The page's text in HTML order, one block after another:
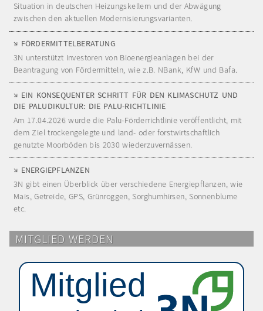
Situation in deutschen Heizungskellern und der Abwägung
zwischen den aktuellen Modernisierungsvarianten.
FÖRDERMITTELBERATUNG
3N unterstützt Investoren von Bioenergieanlagen bei der
Beantragung von Fördermitteln, wie z.B. NBank, KfW und Bafa.
EIN KONSEQUENTER SCHRITT FÜR DEN KLIMASCHUTZ UND
DIE PALUDIKULTUR: DIE PALU-RICHTLINIE
Am 17.04.2026 wurde die Palu-Förderrichtlinie veröffentlicht, mit
dem Ziel trockengelegte und land- oder forstwirtschaftlich
genutzte Moorböden bis 2030 wiederzuvernässen.
ENERGIEPFLANZEN
3N gibt einen Überblick über verschiedene Energiepflanzen, wie
Mais, Getreide, GPS, Grünroggen, Sorghumhirsen, Sonnenblume
etc.
MITGLIED WERDEN